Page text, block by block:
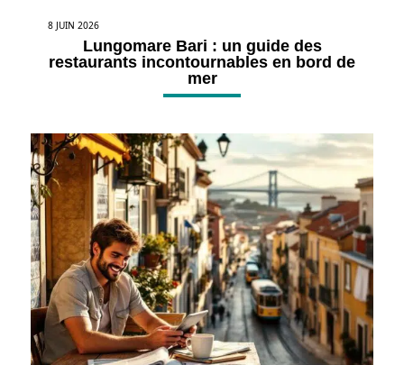
8 JUIN 2026
Lungomare Bari : un guide des
restaurants incontournables en bord de
mer